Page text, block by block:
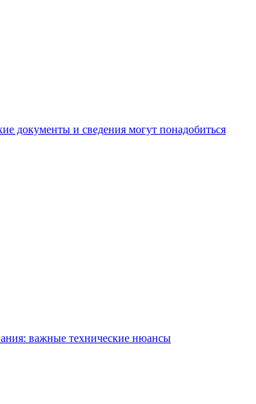
документы и сведения могут понадобиться
важные технические нюансы